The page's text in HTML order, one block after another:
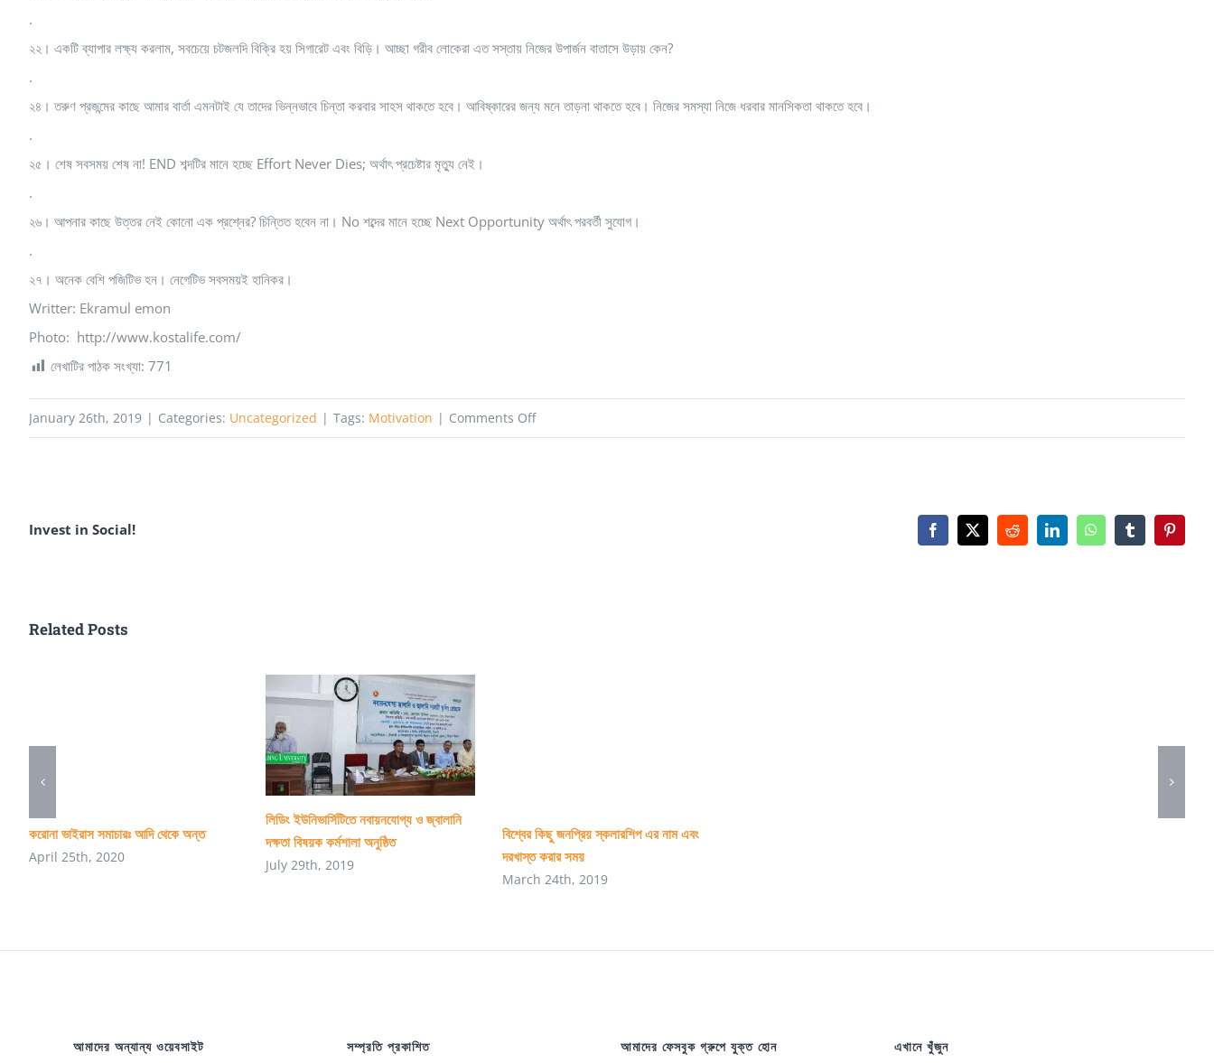
.
২২। একটি ব্যাপার লক্ষ্য করলাম, সবচেয়ে চটজলদি বিক্রি হয় সিগারেট এবং বিড়ি। আচ্ছা গরীব লোকেরা এত সস্তায় নিজের উপার্জন বাতাসে উড়ায় কেন?
.
২৪। তরুণ প্রজন্মের কাছে আমার বার্তা এমনটাই যে তাদের ভিন্নভাবে চিন্তা করবার সাহস থাকতে হবে। আবিষ্কারের জন্য মনে তাড়না থাকতে হবে। নিজের সমস্যা নিজে ধরবার মানসিকতা থাকতে হবে।
.
২৫। শেষ সবসময় শেষ না! END শব্দটির মানে হচ্ছে Effort Never Dies; অর্থাৎ প্রচেষ্টার মৃত্যু নেই।
.
২৬। আপনার কাছে উত্তর নেই কোনো এক প্রশ্নের? চিন্তিত হবেন না। No শব্দের মানে হচ্ছে Next Opportunity অর্থাৎ পরবর্তী সুযোগ।
.
২৭। অনেক বেশি পজিটিভ হন। নেগেটিভ সবসময়ই হানিকর।
Writter: Ekramul emon
Photo: http://www.kostalife.com/
লেখাটির পাঠক সংখ্যা: 771
January 26th, 2019 | Categories: Uncategorized | Tags: Motivation | Comments Offon
Invest in Social! Facebook
X RedditLinkedInWhatsAppTumblr
Related Posts
করোনা ভাইরাস সমাচারঃ আদি থেকে অন্ত
April 25th, 2020
লিডিং ইউনিভার্সিটিতে নবায়নযোগ্য ও জ্বালানি
দক্ষতা বিষয়ক কর্মশালা অনুষ্ঠিত
July 29th, 2019
বিশ্বের কিছু জনপ্রিয় স্কলারশিপ এর নাম এবং
দরখাস্ত করার সময়
March 24th, 2019
আমাদের অন্যান্য ওয়েবসাইট সম্প্রতি প্রকাশিত আমাদের ফেসবুক গ্রুপে যুক্ত হোন এখানে খুঁজুন